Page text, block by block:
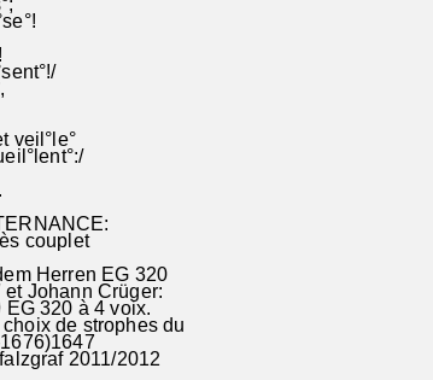
et veil°le°
couplet
Herren EG 320
Johann Crüger:
320 à 4 voix.
de strophes du
2011/2012